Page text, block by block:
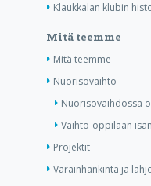
Klaukkalan klubin
Mitä teemme
Mitä teemme
Nuorisovaihto
Nuorisovaihdossa
Vaihto-oppilaan
Projektit
Varainhankinta ja